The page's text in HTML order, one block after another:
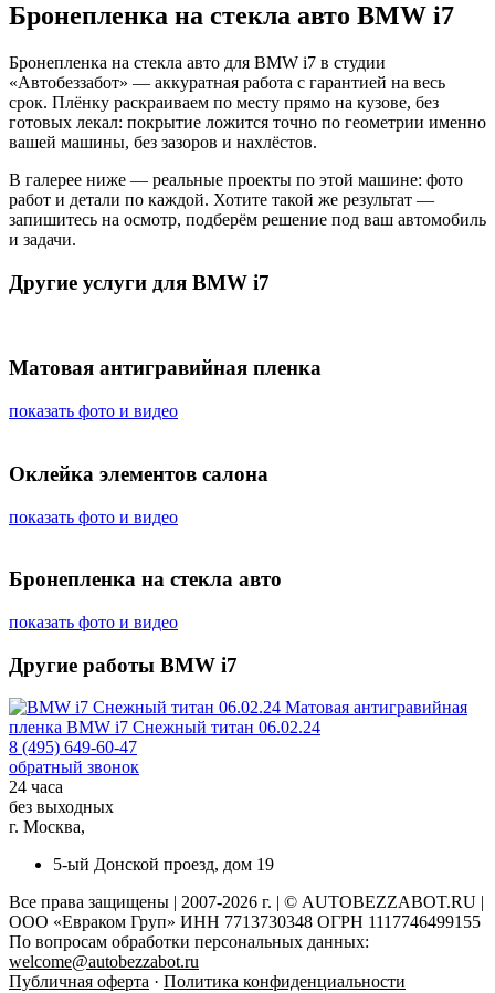
Бронепленка на стекла авто BMW i7
Бронепленка на стекла авто для BMW i7 в студии
«Автобеззабот» — аккуратная работа с гарантией на весь
срок. Плёнку раскраиваем по месту прямо на кузове, без
готовых лекал: покрытие ложится точно по геометрии именно
вашей машины, без зазоров и нахлёстов.
В галерее ниже — реальные проекты по этой машине: фото
работ и детали по каждой. Хотите такой же результат —
запишитесь на осмотр, подберём решение под ваш автомобиль
и задачи.
Другие услуги для BMW i7
Матовая антигравийная пленка
показать фото и видео
Оклейка элементов салона
показать фото и видео
Бронепленка на стекла авто
показать фото и видео
Другие работы BMW i7
Матовая антигравийная
пленка BMW i7 Снежный титан 06.02.24
8 (495) 649-60-47
обратный звонок
24 часа
без выходных
г. Москва,
5-ый Донской проезд, дом 19
Все права защищены | 2007-2026 г. | © AUTOBEZZABOT.RU |
ООО «Евраком Груп» ИНН 7713730348 ОГРН 1117746499155
По вопросам обработки персональных данных:
welcome@autobezzabot.ru
Публичная оферта · Политика конфиденциальности